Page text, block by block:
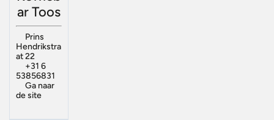
ar Toos
Prins
Hendrikstra
at 22
+31 6
53856831
Ga naar
de site